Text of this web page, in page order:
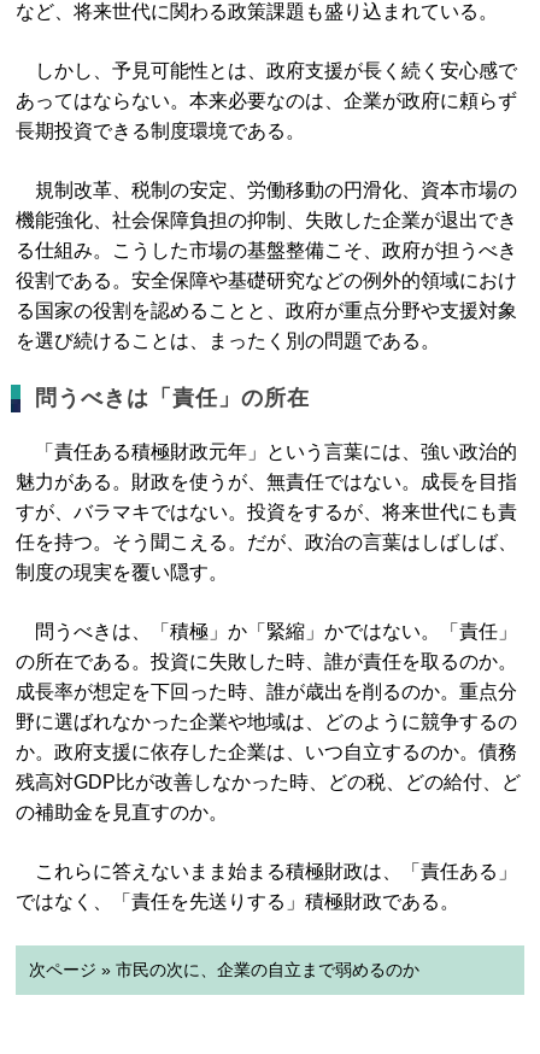
など、将来世代に関わる政策課題も盛り込まれている。
しかし、予見可能性とは、政府支援が長く続く安心感で
あってはならない。本来必要なのは、企業が政府に頼らず
長期投資できる制度環境である。
規制改革、税制の安定、労働移動の円滑化、資本市場の
機能強化、社会保障負担の抑制、失敗した企業が退出でき
る仕組み。こうした市場の基盤整備こそ、政府が担うべき
役割である。安全保障や基礎研究などの例外的領域におけ
る国家の役割を認めることと、政府が重点分野や支援対象
を選び続けることは、まったく別の問題である。
問うべきは「責任」の所在
「責任ある積極財政元年」という言葉には、強い政治的
魅力がある。財政を使うが、無責任ではない。成長を目指
すが、バラマキではない。投資をするが、将来世代にも責
任を持つ。そう聞こえる。だが、政治の言葉はしばしば、
制度の現実を覆い隠す。
問うべきは、「積極」か「緊縮」かではない。「責任」
の所在である。投資に失敗した時、誰が責任を取るのか。
成長率が想定を下回った時、誰が歳出を削るのか。重点分
野に選ばれなかった企業や地域は、どのように競争するの
か。政府支援に依存した企業は、いつ自立するのか。債務
残高対GDP比が改善しなかった時、どの税、どの給付、ど
の補助金を見直すのか。
これらに答えないまま始まる積極財政は、「責任ある」
ではなく、「責任を先送りする」積極財政である。
次ページ » 市民の次に、企業の自立まで弱めるのか